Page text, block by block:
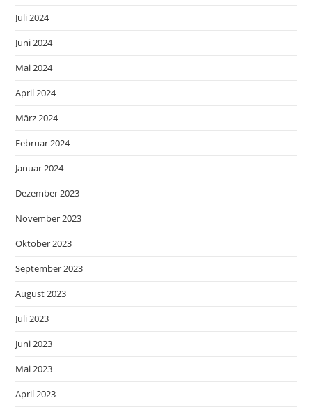
Juli 2024
Juni 2024
Mai 2024
April 2024
März 2024
Februar 2024
Januar 2024
Dezember 2023
November 2023
Oktober 2023
September 2023
August 2023
Juli 2023
Juni 2023
Mai 2023
April 2023